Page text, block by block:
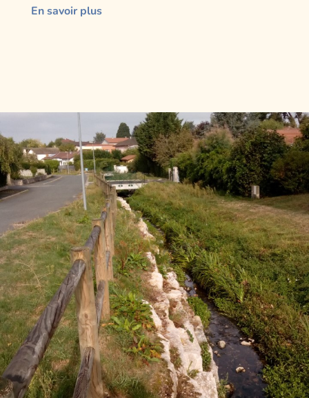
En savoir plus